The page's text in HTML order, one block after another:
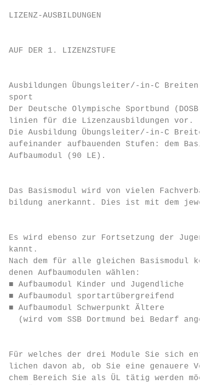
LIZENZ-AUSBILDUNGEN
AUF DER 1. LIZENZSTUFE
Ausbildungen Übungsleiter/-in-C Breiten-
sport
Der Deutsche Olympische Sportbund (DOSB)
linien für die Lizenzausbildungen vor.
Die Ausbildung Übungsleiter/-in-C
aufeinander aufbauenden Stufen: dem
Aufbaumodul (90 LE).
Das Basismodul wird von vielen
bildung anerkannt. Dies ist mit dem
Es wird ebenso zur Fortsetzung der
kannt.
Nach dem für alle gleichen Basismodul
denen Aufbaumodulen wählen:
■ Aufbaumodul Kinder und Jugendliche
■ Aufbaumodul sportartübergreifend
■ Aufbaumodul Schwerpunkt Ältere
(wird vom SSB Dortmund bei Bedarf
Für welches der drei Module Sie sich
lichen davon ab, ob Sie eine genauere
chem Bereich Sie als ÜL tätig werden